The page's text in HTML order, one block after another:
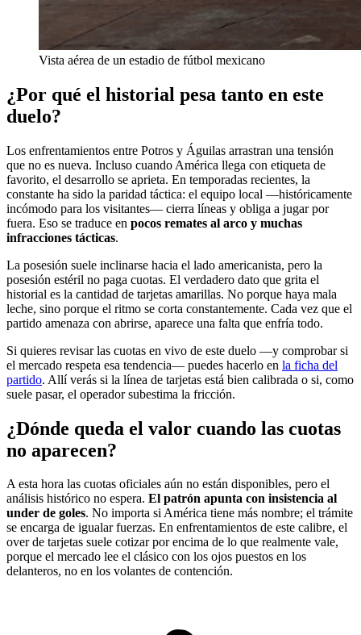
Vista aérea de un estadio de fútbol mexicano
¿Por qué el historial pesa tanto en este
duelo?
Los enfrentamientos entre Potros y Águilas arrastran una tensión
que no es nueva. Incluso cuando América llega con etiqueta de
favorito, el desarrollo se aprieta. En temporadas recientes, la
constante ha sido la paridad táctica: el equipo local —históricamente
incómodo para los visitantes— cierra líneas y obliga a jugar por
fuera. Eso se traduce en pocos remates al arco y muchas
infracciones tácticas.
La posesión suele inclinarse hacia el lado americanista, pero la
posesión estéril no paga cuotas. El verdadero dato que grita el
historial es la cantidad de tarjetas amarillas. No porque haya mala
leche, sino porque el ritmo se corta constantemente. Cada vez que el
partido amenaza con abrirse, aparece una falta que enfría todo.
Si quieres revisar las cuotas en vivo de este duelo —y comprobar si
el mercado respeta esa tendencia— puedes hacerlo en la ficha del
partido. Allí verás si la línea de tarjetas está bien calibrada o si, como
suele pasar, el operador subestima la fricción.
¿Dónde queda el valor cuando las cuotas
no aparecen?
A esta hora las cuotas oficiales aún no están disponibles, pero el
análisis histórico no espera. El patrón apunta con insistencia al
under de goles. No importa si América tiene más nombre; el trámite
se encarga de igualar fuerzas. En enfrentamientos de este calibre, el
over de tarjetas suele cotizar por encima de lo que realmente vale,
porque el mercado lee el clásico con los ojos puestos en los
delanteros, no en los volantes de contención.